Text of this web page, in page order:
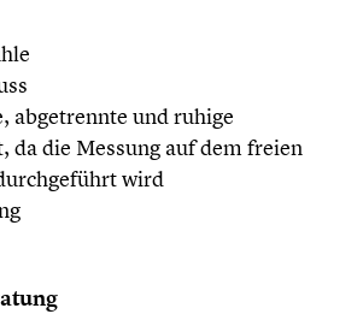
abgetrennte und ruhige
da die Messung auf dem freien
wird